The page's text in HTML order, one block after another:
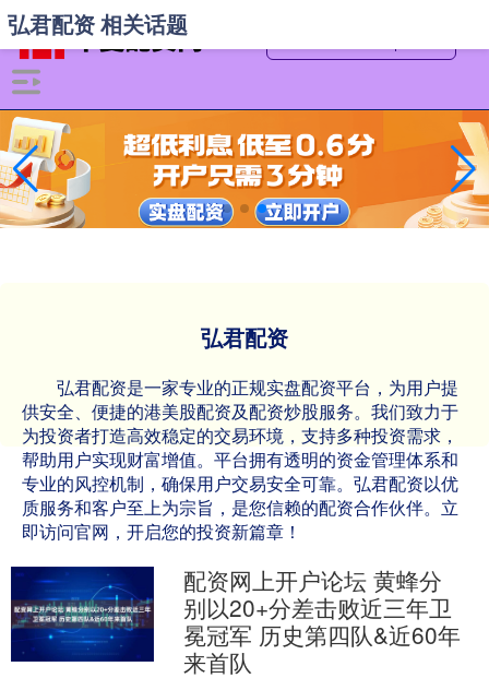
弘君配资
弘君配资是一家专业的正规实盘配资平台，为用户提
供安全、便捷的港美股配资及配资炒股服务。我们致力于
为投资者打造高效稳定的交易环境，支持多种投资需求，
帮助用户实现财富增值。平台拥有透明的资金管理体系和
专业的风控机制，确保用户交易安全可靠。弘君配资以优
质服务和客户至上为宗旨，是您信赖的配资合作伙伴。立
即访问官网，开启您的投资新篇章！
弘君配资 相关话题
配资网上开户论坛 黄蜂分
别以20+分差击败近三年卫
冕冠军 历史第四队&近60年
来首队